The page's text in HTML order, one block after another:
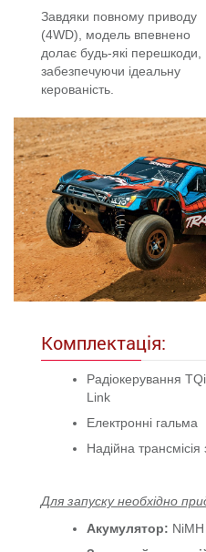
Завдяки повному приводу
(4WD), модель впевнено
долає будь-які перешкоди,
забезпечуючи ідеальну
керованість.
Комплектація:
Радіокерування
Link
Електронні гальма
Надійна
Для запуску необхідно
Акумулятор: